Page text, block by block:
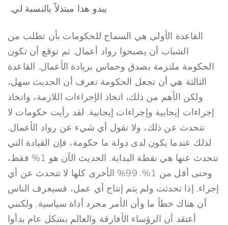
يبدو هذا مبتذلاً بالنسبة لي.
القاعدة الأولى هي السماح للحكومات بأن تطلب من
الشباب أن يصبحوا رواد أعمال. ثم توقع أن تكون
الحكومة ملتزمة بصدق وحماس بريادة الأعمال. القاعدة
الثالثة هي أن تجعل الحكومة تعرف أن الحديث سهل،
ولكن الأهم من ذلك، اتخاذ الإجراءات اللازمة، واتخاذ
إجراءات إيجابية وإجراءات إيجابية. لقد رأيت حكومات لا
تتحدث عن ذلك، ولا تقول أي شيء عن رواد الأعمال.
لذلك عندما يكون لدى دولة ما حكومة، فإن القيادة التي
تتحدث عنها هي نقطة البداية. الحديث الآن هو 1% فقط،
وحتى أقل من 1%. 99% الأخرى كلها لا تتحدث عن أي
إجراء. إذا تحدثت ولم يتم إنتاج أي عمل، فسيعرف الناس
أن هناك خطأ ما وأن الأمر مجرد أداة سياسية. ولكنني
أعتقد أن الرؤساء الأفارقة والعالم بشكل عام بدأوا